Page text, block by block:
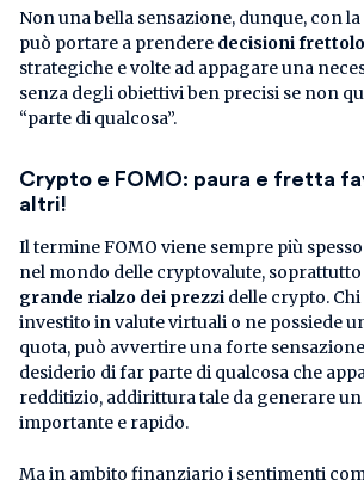
Non una bella sensazione, dunque, con
può portare a prendere decisioni
strategiche e volte ad appagare una
senza degli obiettivi ben precisi se non
“parte di qualcosa”.
Crypto e FOMO: paura e fretta
altri!
Il termine FOMO viene sempre più
nel mondo delle cryptovalute,
grande rialzo dei prezzi delle crypto.
investito in valute virtuali o ne possiede
quota, può avvertire una forte
desiderio di far parte di qualcosa che
redditizio, addirittura tale da generare
importante e rapido.
Ma in ambito finanziario i sentimenti